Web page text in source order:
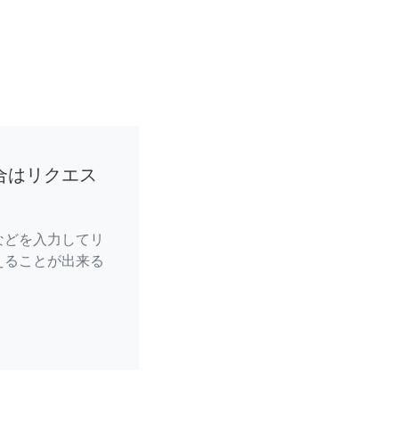
はリクエス
を入力してリ
ことが出来る